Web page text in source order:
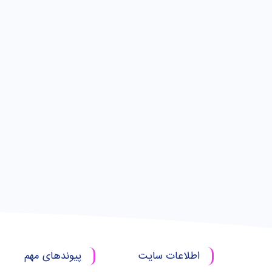
اطلاعات سایت پیوندهای مهم